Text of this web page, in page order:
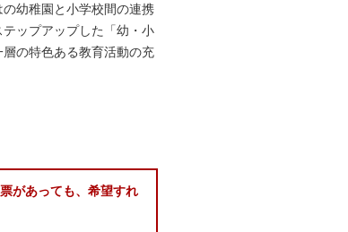
幼稚園と小学校間の連携
ップアップした「幼・小
の特色ある教育活動の充
があっても、希望すれ